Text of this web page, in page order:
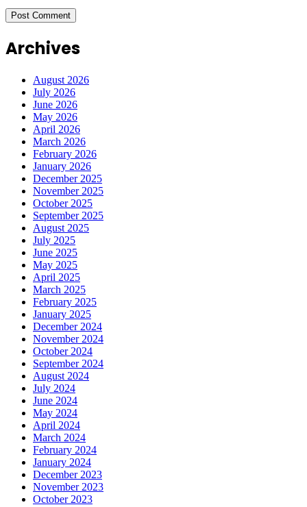
Archives
August 2026
July 2026
June 2026
May 2026
April 2026
March 2026
February 2026
January 2026
December 2025
November 2025
October 2025
September 2025
August 2025
July 2025
June 2025
May 2025
April 2025
March 2025
February 2025
January 2025
December 2024
November 2024
October 2024
September 2024
August 2024
July 2024
June 2024
May 2024
April 2024
March 2024
February 2024
January 2024
December 2023
November 2023
October 2023